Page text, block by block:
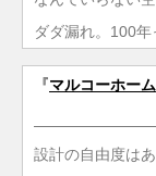
ダダ漏れ。100
『マルコーホーム
設計の自由度は